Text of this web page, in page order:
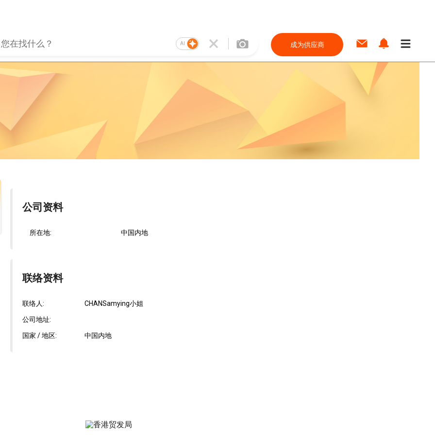
AI 成为供应商
公司资料
所在地: 中国内地
联络资料
联络人: CHANSamying小姐
公司地址:
国家 / 地区: 中国内地